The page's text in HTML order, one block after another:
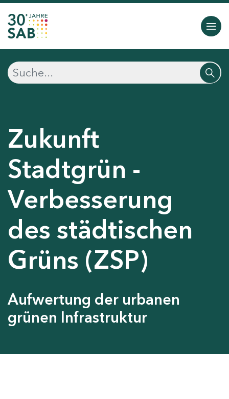
Zukunft
Stadtgrün -
Verbesserung
des städtischen
Grüns (ZSP)
Aufwertung der urbanen
grünen Infrastruktur